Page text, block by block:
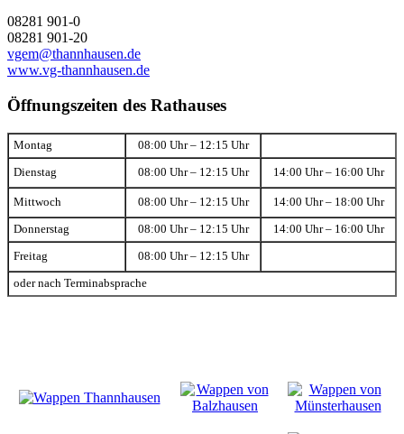
08281 901-0
08281 901-20
vgem@thannhausen.de
www.vg-thannhausen.de
Öffnungszeiten des Rathauses
Montag 08:00 Uhr – 12:15 Uhr
Dienstag 08:00 Uhr – 12:15 Uhr 14:00 Uhr – 16:00 Uhr
Mittwoch 08:00 Uhr – 12:15 Uhr 14:00 Uhr – 18:00 Uhr
Donnerstag 08:00 Uhr – 12:15 Uhr 14:00 Uhr – 16:00 Uhr
Freitag 08:00 Uhr – 12:15 Uhr
oder nach Terminabsprache